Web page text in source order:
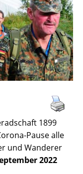
1899
Pause alle
und Wanderer
2022